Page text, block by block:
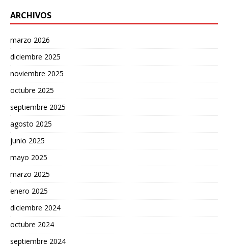
ARCHIVOS
marzo 2026
diciembre 2025
noviembre 2025
octubre 2025
septiembre 2025
agosto 2025
junio 2025
mayo 2025
marzo 2025
enero 2025
diciembre 2024
octubre 2024
septiembre 2024